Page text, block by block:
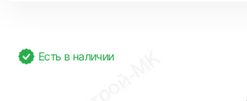
Есть в наличии